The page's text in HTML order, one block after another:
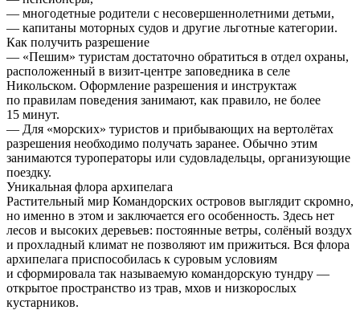
— многодетные родители с несовершеннолетними детьми,
— капитаны моторных судов и другие льготные категории.
Как получить разрешение
— «Пешим» туристам достаточно обратиться в отдел охраны,
расположенный в визит-центре заповедника в селе
Никольском. Оформление разрешения и инструктаж
по правилам поведения занимают, как правило, не более
15 минут.
— Для «морских» туристов и прибывающих на вертолётах
разрешения необходимо получать заранее. Обычно этим
занимаются туроператоры или судовладельцы, организующие
поездку.
Уникальная флора архипелага
Растительный мир Командорских островов выглядит скромно,
но именно в этом и заключается его особенность. Здесь нет
лесов и высоких деревьев: постоянные ветры, солёный воздух
и прохладный климат не позволяют им прижиться. Вся флора
архипелага приспособилась к суровым условиям
и сформировала так называемую командорскую тундру —
открытое пространство из трав, мхов и низкорослых
кустарников.